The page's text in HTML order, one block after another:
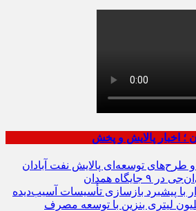
؛ اخبار پالایش و پخش
و طرح‌های توسعه‌ای پالایش نفت آبادان
همدان
با پیشبرد بازسازی تأسیسات آسیب‌دیده
۱۲ میلیون لیتری بنزین با توسعه مصرف